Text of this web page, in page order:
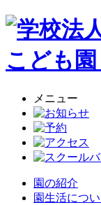
メニュー
園の紹介
園生活につ